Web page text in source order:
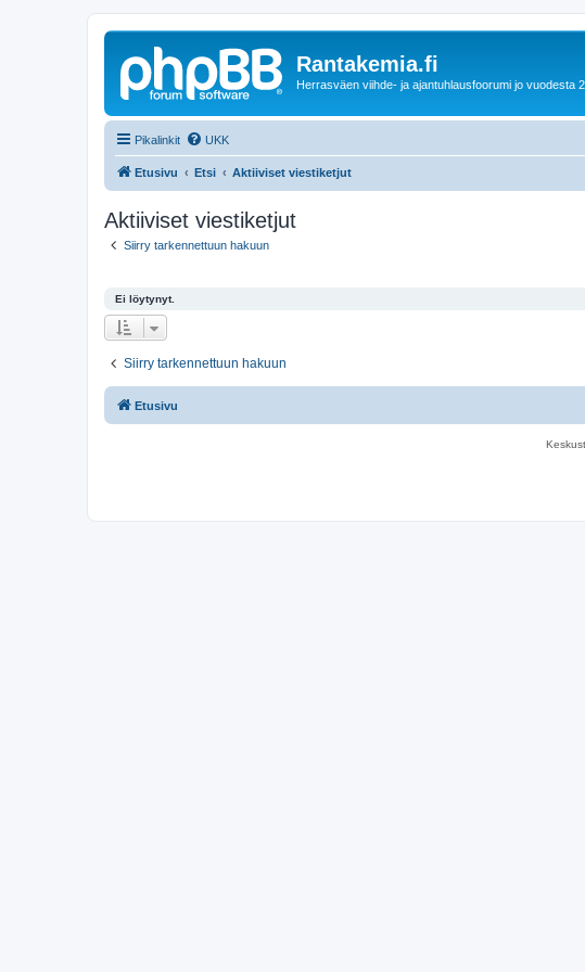
Rantakemia.fi
Herrasväen viihde- ja ajantuhlausfoorumi jo vuodesta
Pikalinkit UKK
Etusivu Etsi Aktiiviset viestiketjut
Aktiiviset viestiketjut
Siirry tarkennettuun hakuun
Ei löytynyt.
Siirry tarkennettuun hakuun
Etusivu